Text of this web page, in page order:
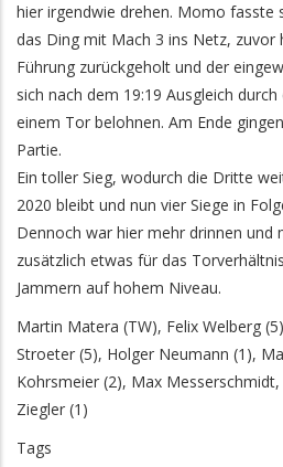
hier irgendwie drehen. Momo fasste
das Ding mit Mach 3 ins Netz, zuvor
Führung zurückgeholt und der
sich nach dem 19:19 Ausgleich
einem Tor belohnen. Am Ende
Partie.
Ein toller Sieg, wodurch die Dritte
2020 bleibt und nun vier Siege in
Dennoch war hier mehr drinnen
zusätzlich etwas für das
Jammern auf hohem Niveau.
Martin Matera (TW), Felix Welberg
Stroeter (5), Holger Neumann (1),
Kohrsmeier (2), Max
Ziegler (1)
Tags